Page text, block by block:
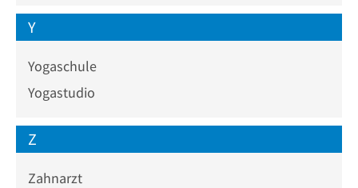
Y
Yogaschule
Yogastudio
Z
Zahnarzt